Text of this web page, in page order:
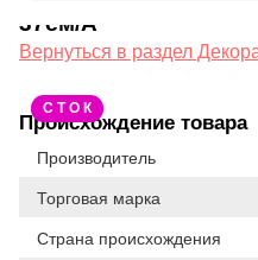
37см/А
Вернуться в раздел
С Т О К
Происхождение товара
Производитель
Торговая марка
Страна происхождения